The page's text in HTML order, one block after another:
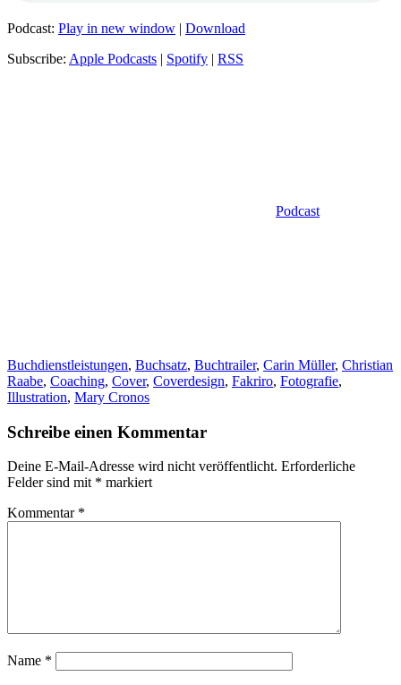
Podcast: Play in new window | Download
Subscribe: Apple Podcasts | Spotify | RSS
Podcast
Buchdienstleistungen, Buchsatz, Buchtrailer, Carin Müller, Christian
Raabe, Coaching, Cover, Coverdesign, Fakriro, Fotografie,
Illustration, Mary Cronos
Schreibe einen Kommentar
Deine E-Mail-Adresse wird nicht veröffentlicht. Erforderliche
Felder sind mit * markiert
Kommentar *
Name *